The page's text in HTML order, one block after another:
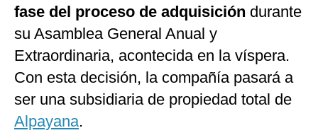
fase del proceso de adquisición durante
su Asamblea General Anual y
Extraordinaria, acontecida en la víspera.
Con esta decisión, la compañía pasará a
ser una subsidiaria de propiedad total de
Alpayana.